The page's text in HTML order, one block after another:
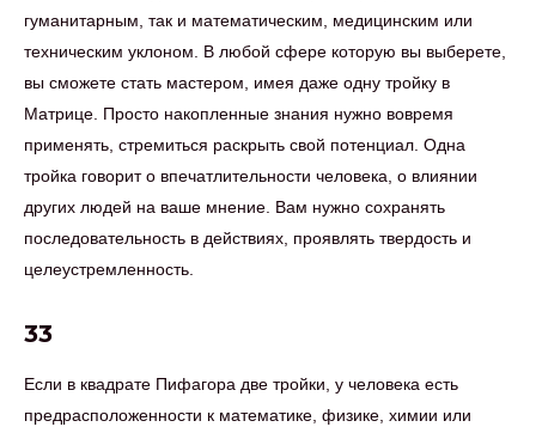
гуманитарным, так и математическим, медицинским или
техническим уклоном. В любой сфере которую вы выберете,
вы сможете стать мастером, имея даже одну тройку в
Матрице. Просто накопленные знания нужно вовремя
применять, стремиться раскрыть свой потенциал. Одна
тройка говорит о впечатлительности человека, о влиянии
других людей на ваше мнение. Вам нужно сохранять
последовательность в действиях, проявлять твердость и
целеустремленность.
33
Если в квадрате Пифагора две тройки, у человека есть
предрасположенности к математике, физике, химии или